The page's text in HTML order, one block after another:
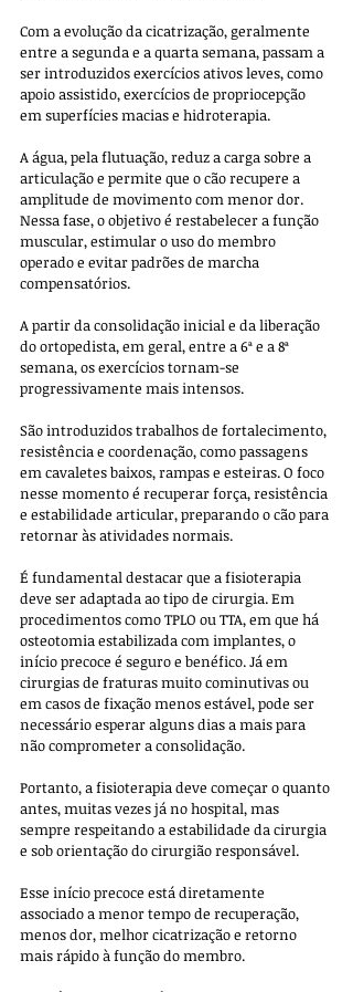
Com a evolução da cicatrização, geralmente
entre a segunda e a quarta semana, passam a
ser introduzidos exercícios ativos leves, como
apoio assistido, exercícios de propriocepção
em superfícies macias e hidroterapia.
A água, pela flutuação, reduz a carga sobre a
articulação e permite que o cão recupere a
amplitude de movimento com menor dor.
Nessa fase, o objetivo é restabelecer a função
muscular, estimular o uso do membro
operado e evitar padrões de marcha
compensatórios.
A partir da consolidação inicial e da liberação
do ortopedista, em geral, entre a 6ª e a 8ª
semana, os exercícios tornam-se
progressivamente mais intensos.
São introduzidos trabalhos de fortalecimento,
resistência e coordenação, como passagens
em cavaletes baixos, rampas e esteiras. O foco
nesse momento é recuperar força, resistência
e estabilidade articular, preparando o cão para
retornar às atividades normais.
É fundamental destacar que a fisioterapia
deve ser adaptada ao tipo de cirurgia. Em
procedimentos como TPLO ou TTA, em que há
osteotomia estabilizada com implantes, o
início precoce é seguro e benéfico. Já em
cirurgias de fraturas muito cominutivas ou
em casos de fixação menos estável, pode ser
necessário esperar alguns dias a mais para
não comprometer a consolidação.
Portanto, a fisioterapia deve começar o quanto
antes, muitas vezes já no hospital, mas
sempre respeitando a estabilidade da cirurgia
e sob orientação do cirurgião responsável.
Esse início precoce está diretamente
associado a menor tempo de recuperação,
menos dor, melhor cicatrização e retorno
mais rápido à função do membro.